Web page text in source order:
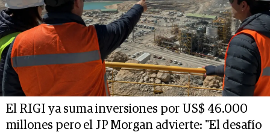
El RIGI ya suma inversiones por US$ 46.000
millones pero el JP Morgan advierte: "El desafío